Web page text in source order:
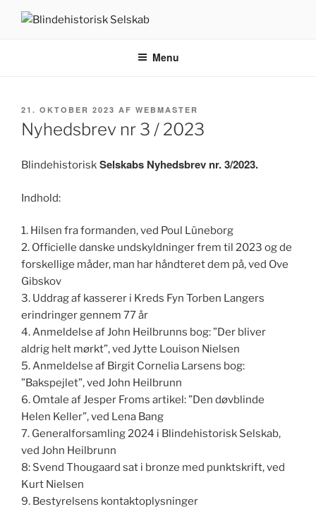
Menu
UDGIVET
DEN
21. OKTOBER 2023 AF WEBMASTER
Nyhedsbrev nr 3 / 2023
Blindehistorisk Selskabs Nyhedsbrev nr. 3/2023.
Indhold:
1. Hilsen fra formanden, ved Poul Lüneborg
2. Officielle danske undskyldninger frem til 2023 og de
forskellige måder, man har håndteret dem på, ved Ove
Gibskov
3. Uddrag af kasserer i Kreds Fyn Torben Langers
erindringer gennem 77 år
4. Anmeldelse af John Heilbrunns bog: ”Der bliver
aldrig helt mørkt”, ved Jytte Louison Nielsen
5.Anmeldelse af Birgit Cornelia Larsens bog:
”Bakspejlet”, ved John Heilbrunn
6. Omtale af Jesper Froms artikel: ”Den døvblinde
Helen Keller”, ved Lena Bang
7. Generalforsamling 2024 i Blindehistorisk Selskab,
ved John Heilbrunn
8: Svend Thougaard sat i bronze med punktskrift, ved
Kurt Nielsen
9. Bestyrelsens kontaktoplysninger